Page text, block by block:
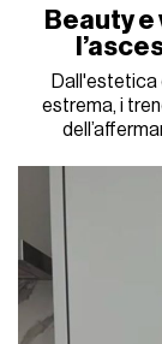
Beauty
Dall'estetica
estrema, i